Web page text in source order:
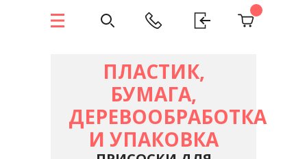
ПЛАСТИК,
БУМАГА,
ДЕРЕВООБРАБОТКА
И УПАКОВКА